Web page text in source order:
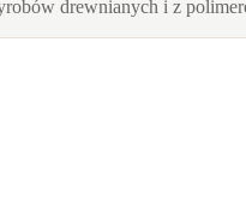
drewnianych i z